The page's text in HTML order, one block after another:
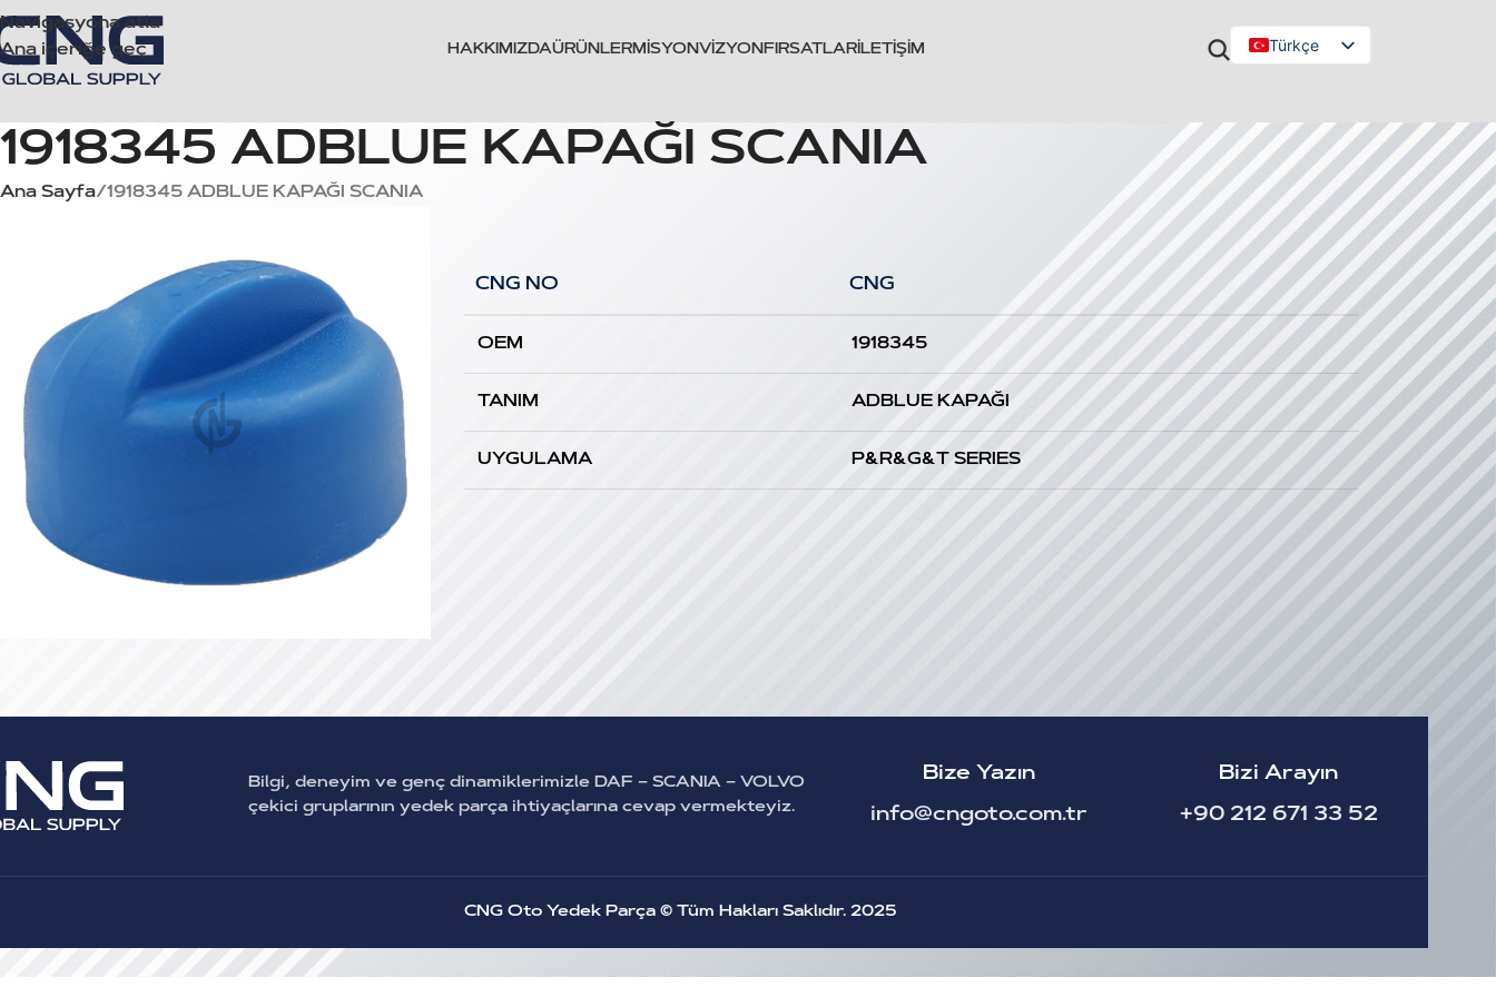
Navigasyona atla
Ana içeriğe geç
HAKKIMIZDAÜRÜNLERMISYON VIZYON FIRSATLARİLETIŞIM
Türkçe
1918345 ADBLUE KAPAĞI SCANIA
Ana Sayfa 1918345 ADBLUE KAPAĞI SCANIA
CNG NO CNG
OEM 1918345
TANIM ADBLUE KAPAĞI
UYGULAMA P&R&G&T SERIES
Bilgi, deneyim ve genç dinamiklerimizle DAF – SCANIA – VOLVO
çekici gruplarının yedek parça ihtiyaçlarına cevap vermekteyiz.
Bize Yazın
info@cngoto.com.tr
Bizi Arayın
+90 212 671 33 52
CNG Oto Yedek Parça © Tüm Hakları Saklıdır. 2025